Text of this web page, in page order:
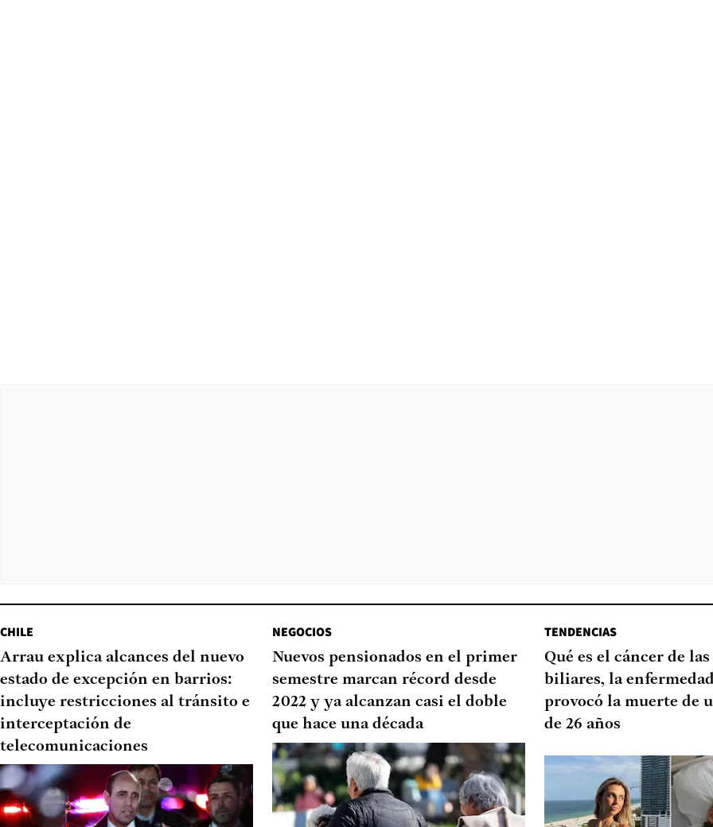
CHILE
Arrau explica alcances del nuevo
estado de excepción en barrios:
incluye restricciones al tránsito e
interceptación de
telecomunicaciones
NEGOCIOS
Nuevos pensionados en el primer
semestre marcan récord desde
2022 y ya alcanzan casi el doble
que hace una década
TENDENCIAS
Qué es el cáncer de
biliares, la
provocó la muerte de
de 26 años